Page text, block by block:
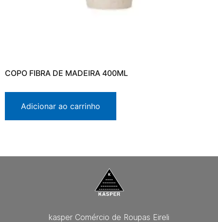
COPO FIBRA DE MADEIRA 400ML
Adicionar ao carrinho
kasper Comércio de Roupas Eireli